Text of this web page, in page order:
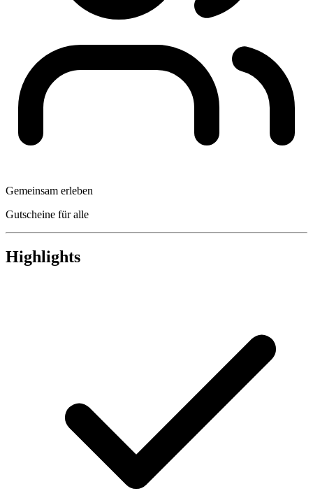
Gemeinsam erleben
Gutscheine für alle
Highlights